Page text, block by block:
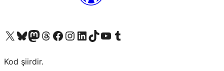
X (eski Twitter) hesabımıza bakın
Bluesky hesabımızı ziyaret edinMastodon hesabımızı ziyaret edinThreads hesabımızı ziyaret edinFacebook sayfamızı ziyaret edinInstagram hesabımızı ziyaret edinLinkedIn hesabımızı ziyaret edinTikTok hesabımızı ziyaret edinYouTube kanalımızı ziyaret edinTumblr hesabımızı ziyaret edin
Kod şiirdir.